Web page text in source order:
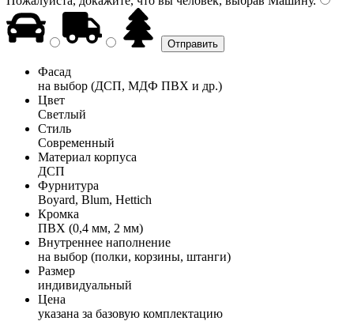
Фасад
на выбор (ДСП, МДФ ПВХ и др.)
Цвет
Светлый
Стиль
Современный
Материал корпуса
ДСП
Фурнитура
Boyard, Blum, Hettich
Кромка
ПВХ (0,4 мм, 2 мм)
Внутреннее наполнение
на выбор (полки, корзины, штанги)
Размер
индивидуальный
Цена
указана за базовую комплектацию